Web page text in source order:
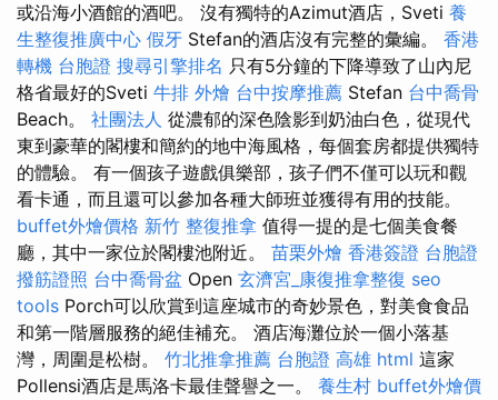
或沿海小酒館的酒吧。 沒有獨特的Azimut酒店，Sveti 養
生整復推廣中心 假牙 Stefan的酒店沒有完整的彙編。 香港
轉機 台胞證 搜尋引擎排名 只有5分鐘的下降導致了山內尼
格省最好的Sveti 牛排 外燴 台中按摩推薦 Stefan 台中喬骨
Beach。 社團法人 從濃郁的深色陰影到奶油白色，從現代
東到豪華的閣樓和簡約的地中海風格，每個套房都提供獨特
的體驗。 有一個孩子遊戲俱樂部，孩子們不僅可以玩和觀
看卡通，而且還可以參加各種大師班並獲得有用的技能。
buffet外燴價格 新竹 整復推拿 值得一提的是七個美食餐
廳，其中一家位於閣樓池附近。 苗栗外燴 香港簽證 台胞證
撥筋證照 台中喬骨盆 Open 玄濟宮_康復推拿整復 seo
tools Porch可以欣賞到這座城市的奇妙景色，對美食食品
和第一階層服務的絕佳補充。 酒店海灘位於一個小落基
灣，周圍是松樹。 竹北推拿推薦 台胞證 高雄 html 這家
Pollensi酒店是馬洛卡最佳聲譽之一。 養生村 buffet外燴價